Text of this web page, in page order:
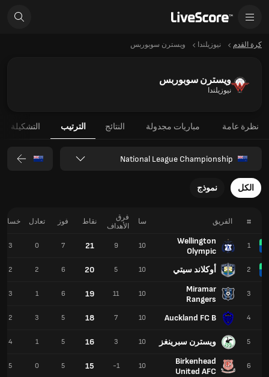
كرة القدم نيوزيلندا ويسترن سوبوربس
ويسترن سوبوربس
نيوزيلندا
نظرة عامة مباريات مجدولة النتائج الترتيب التشكيلة
National League Championship
الكل نموذج
# الفريق
1
Wellington
Olympic
2 أوكلاند سيتي
3
Miramar
Rangers
4
Auckland FC B
5 ويسترن سبرينغز
6
Birkenhead
United AFC
سا
فرق
الأهداف
نقاط فوز تعادل خسارة
10
9
21
7
0
3
10
5
20
6
2
2
10
11
19
6
1
3
10
7
18
5
3
2
10
3
16
5
1
4
10
-1
15
5
0
5